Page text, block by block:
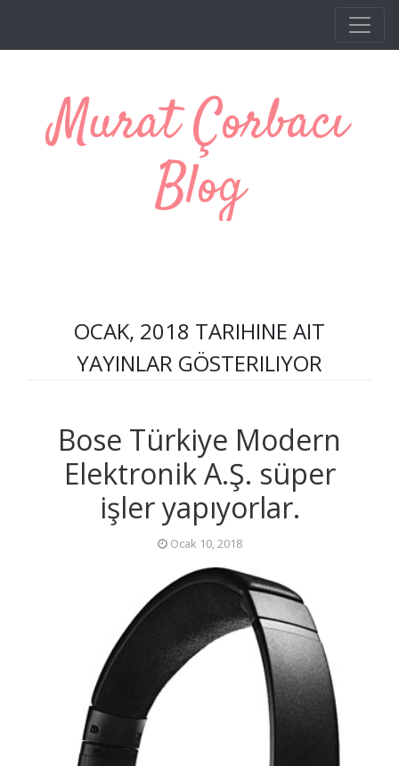
Murat Çorbacı
Blog
OCAK, 2018 TARIHINE AIT
YAYINLAR GÖSTERILIYOR
Bose Türkiye Modern
Elektronik A.Ş. süper
işler yapıyorlar.
Ocak 10, 2018